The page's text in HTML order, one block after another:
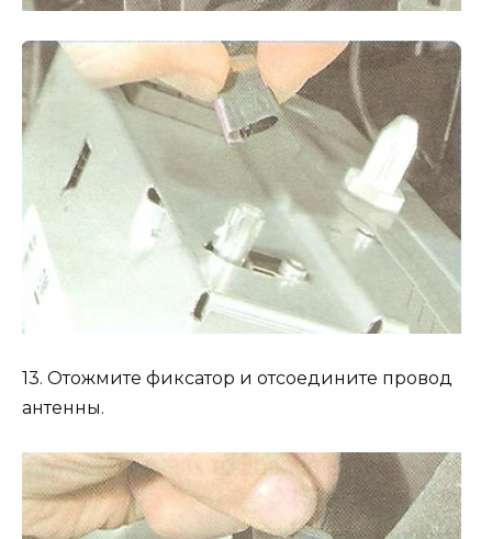
13. Отожмите фиксатор и отсоедините провод
антенны.